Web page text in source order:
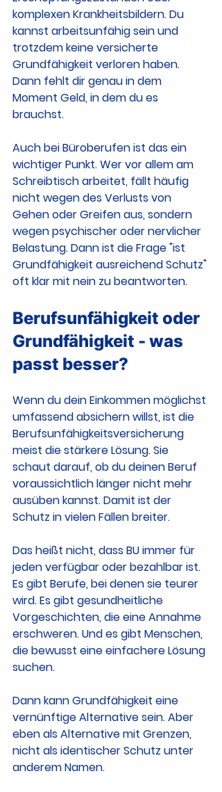
komplexen Krankheitsbildern. Du
kannst arbeitsunfähig sein und
trotzdem keine versicherte
Grundfähigkeit verloren haben.
Dann fehlt dir genau in dem
Moment Geld, in dem du es
brauchst.
Auch bei Büroberufen ist das ein
wichtiger Punkt. Wer vor allem am
Schreibtisch arbeitet, fällt häufig
nicht wegen des Verlusts von
Gehen oder Greifen aus, sondern
wegen psychischer oder nervlicher
Belastung. Dann ist die Frage "ist
Grundfähigkeit ausreichend Schutz"
oft klar mit nein zu beantworten.
Berufsunfähigkeit oder
Grundfähigkeit - was
passt besser?
Wenn du dein Einkommen möglichst
umfassend absichern willst, ist die
Berufsunfähigkeitsversicherung
meist die stärkere Lösung. Sie
schaut darauf, ob du deinen Beruf
voraussichtlich länger nicht mehr
ausüben kannst. Damit ist der
Schutz in vielen Fällen breiter.
Das heißt nicht, dass BU immer für
jeden verfügbar oder bezahlbar ist.
Es gibt Berufe, bei denen sie teurer
wird. Es gibt gesundheitliche
Vorgeschichten, die eine Annahme
erschweren. Und es gibt Menschen,
die bewusst eine einfachere Lösung
suchen.
Dann kann Grundfähigkeit eine
vernünftige Alternative sein. Aber
eben als Alternative mit Grenzen,
nicht als identischer Schutz unter
anderem Namen.